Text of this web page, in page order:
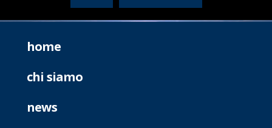
home
chi siamo
news